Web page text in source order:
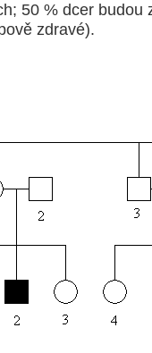
50 % dcer budou
zdravé).